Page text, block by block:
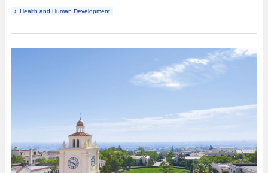
Health and Human Development